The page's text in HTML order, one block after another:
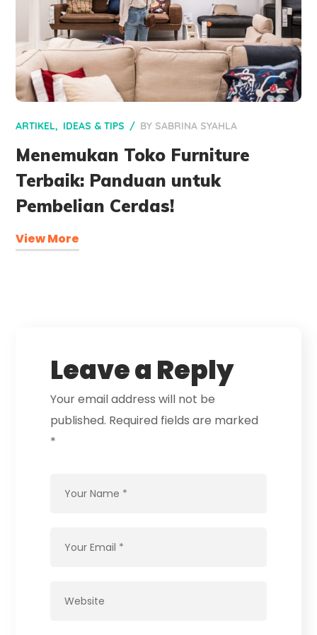
ARTIKEL IDEAS & TIPS BY SABRINA SYAHLA
Menemukan Toko Furniture
Terbaik: Panduan untuk
Pembelian Cerdas!
View More
Leave a Reply
Your email address will not be
published. Required fields are marked
*